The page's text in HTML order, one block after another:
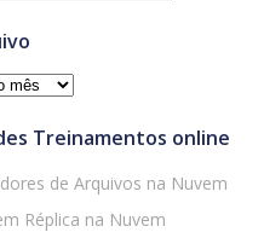
Treinamentos online
de Arquivos na Nuvem
Réplica na Nuvem